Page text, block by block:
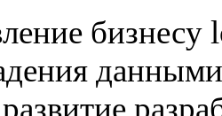
бизнесу